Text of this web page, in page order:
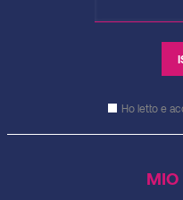
Ho letto e
MIO